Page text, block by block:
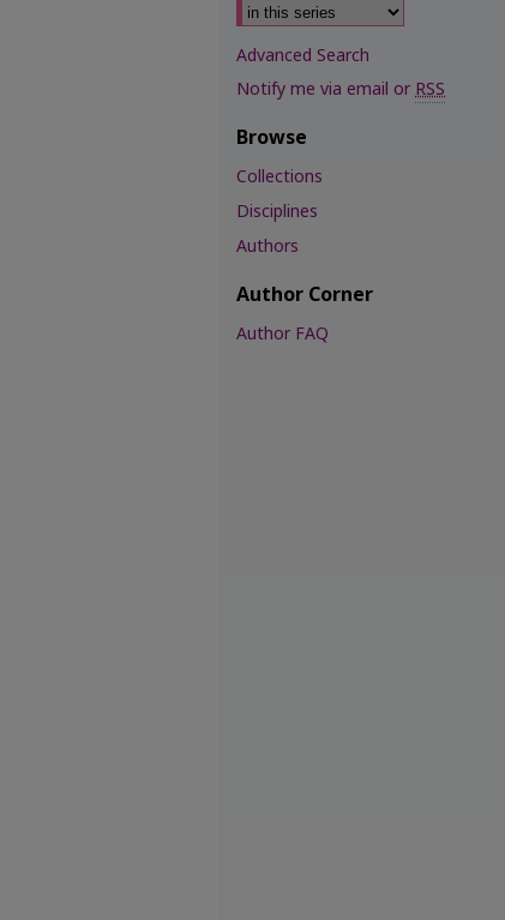
Advanced Search
Notify me via email orRSS
Browse
Collections
Disciplines
Authors
Author Corner
Author FAQ